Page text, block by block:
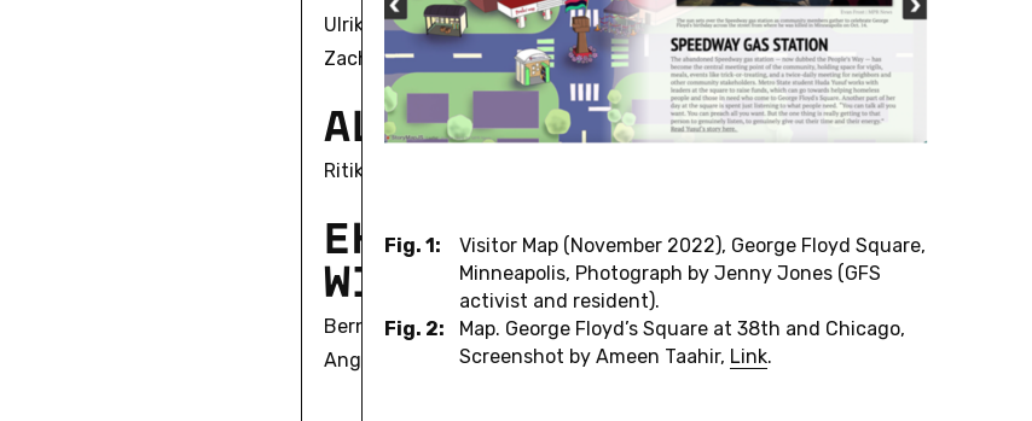
Fig. 1:
Visitor Map (November 2022), George Floyd Square,
Minneapolis, Photograph by Jenny Jones (GFS
activist and resident).
Fig. 2:
Map. George Floyd’s Square at 38th and Chicago,
Screenshot by Ameen Taahir, Link.
Ulrike Bergermann
Zach Blas
Leen Engelen
Pepita Hesselberth
Benoît Turquety
Haidee Wasson
AL UMNI
Ritika Kaushik
EH EMALIGE BETEILIGTE
WI ENSCHAFTLER_INNE
Bernd Herzogenrath
Angela Keppler
Juliane Rebentisch
Marion Saxer (†)
Martin Seel